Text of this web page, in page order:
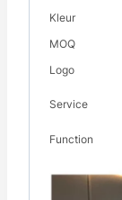
Kleur
MOQ
Logo
Service
Function